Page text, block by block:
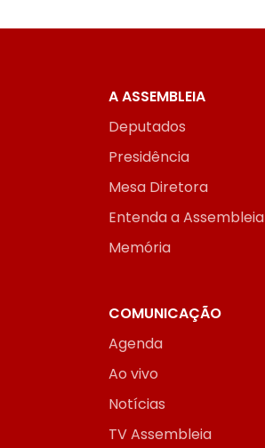
A ASSEMBLEIA
Deputados
Presidência
Mesa Diretora
Entenda a Assembleia
Memória
COMUNICAÇÃO
Agenda
Ao vivo
Notícias
TV Assembleia